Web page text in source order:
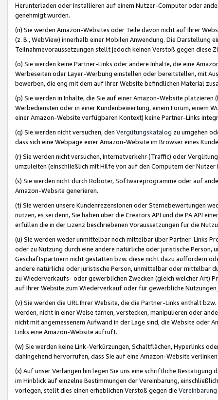
Herunterladen oder Installieren auf einem Nutzer-Computer oder
genehmigt wurden.
(n) Sie werden Amazon-Websites oder Teile davon nicht auf Ihrer
(z. B., WebView) innerhalb einer Mobilen Anwendung. Die Darstellung
Teilnahmevoraussetzungen stellt jedoch keinen Verstoß gegen diese
(o) Sie werden keine Partner-Links oder andere Inhalte, die eine
Werbeseiten oder Layer-Werbung einstellen oder bereitstellen, mit
bewerben, die eng mit dem auf Ihrer Website befindlichen Material
(p) Sie werden in Inhalte, die Sie auf einer Amazon-Website
Werbediensten oder in einer Kundenbewertung, einem Forum, einem
einer Amazon-Website verfügbaren Kontext) keine Partner-Links
(q) Sie werden nicht versuchen, den Vergütungskatalog zu umgehen
dass sich eine Webpage einer Amazon-Website im Browser eines
(r) Sie werden nicht versuchen, Internetverkehr (Traffic) oder
umzuleiten (einschließlich mit Hilfe von auf den Computern der
(s) Sie werden nicht durch Roboter, Softwareprogramme oder auf
Amazon-Website generieren.
(t) Sie werden unsere Kundenrezensionen oder Sternebewertungen
nutzen, es sei denn, Sie haben über die Creators API und die PA API
erfüllen die in der Lizenz beschriebenen Voraussetzungen für die
(u) Sie werden weder unmittelbar noch mittelbar über Partner-Links
oder zu Nutzung durch eine andere natürliche oder juristische
Geschäftspartnern nicht gestatten bzw. diese nicht dazu auffordern
andere natürliche oder juristische Person, unmittelbar oder mittelbar
zu Wiederverkaufs- oder gewerblichen Zwecken (gleich welcher Art)
auf Ihrer Website zum Wiederverkauf oder für gewerbliche
(v) Sie werden die URL Ihrer Website, die die Partner-Links enthält
werden, nicht in einer Weise tarnen, verstecken, manipulieren oder
nicht mit angemessenem Aufwand in der Lage sind, die Website oder
Links eine Amazon-Website aufruft.
(w) Sie werden keine Link-Verkürzungen, Schaltflächen, Hyperlinks
dahingehend hervorrufen, dass Sie auf eine Amazon-Website
(x) Auf unser Verlangen hin legen Sie uns eine schriftliche
im Hinblick auf einzelne Bestimmungen der Vereinbarung,
vorlegen, stellt dies einen erheblichen Verstoß gegen die Vereinbarung